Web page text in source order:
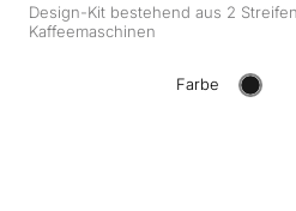
Design-Kit bestehend aus 2
Kaffeemaschinen
Farbe